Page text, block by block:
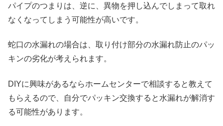
パイプのつまりは、逆に、異物を押し込んでしまって取れ
なくなってしまう可能性が高いです。
蛇口の水漏れの場合は、取り付け部分の水漏れ防止のパッ
キンの劣化が考えられます。
DIYに興味があるならホームセンターで相談すると教えて
もらえるので、自分でパッキン交換すると水漏れが解消す
る可能性があります。